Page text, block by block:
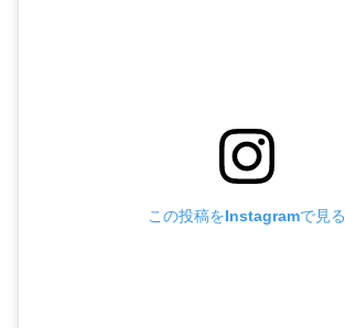
この投稿をInstagramで見る